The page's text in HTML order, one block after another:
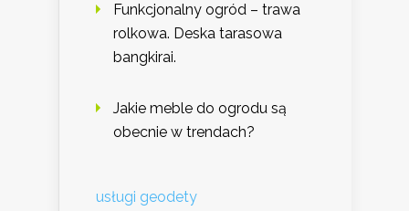
Funkcjonalny ogród – trawa
rolkowa. Deska tarasowa
bangkirai.
Jakie meble do ogrodu są
obecnie w trendach?
usługi geodety